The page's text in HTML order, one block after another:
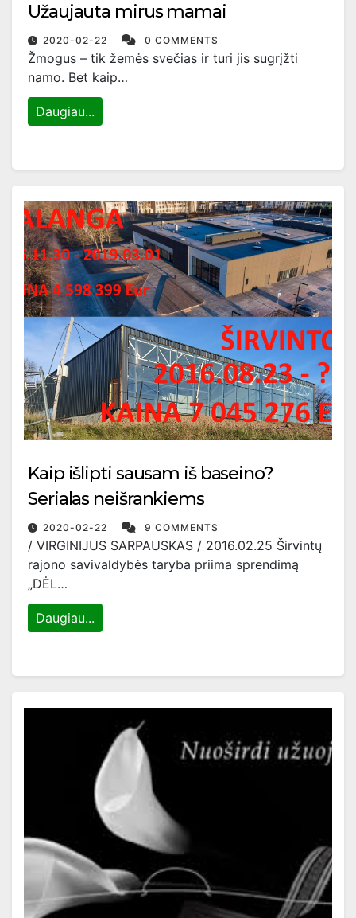
Užaujauta mirus mamai
2020-02-22 0 COMMENTS
Žmogus – tik žemės svečias ir turi jis sugrįžti
namo. Bet kaip…
Daugiau...
Kaip išlipti sausam iš baseino?
Serialas neišrankiems
2020-02-22 9 COMMENTS
/ VIRGINIJUS SARPAUSKAS / 2016.02.25 Širvintų
rajono savivaldybės taryba priima sprendimą
„DĖL…
Daugiau...